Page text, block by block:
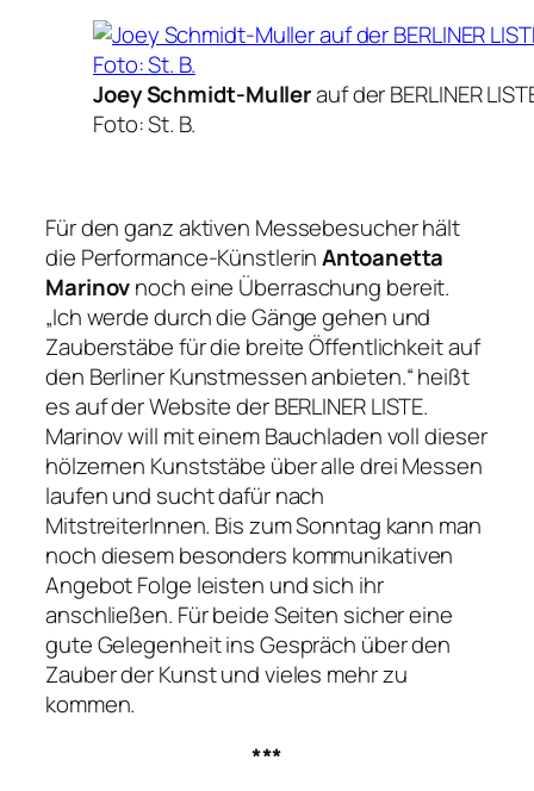
Joey Schmidt-Mullerauf der BERLINER
Foto: St. B.
Für den ganz aktiven Messebesucher hält
die Performance-KünstlerinAntoanetta
Marinovnoch eine Überraschung bereit.
„Ich werde durch die Gänge gehen und
Zauberstäbe für die breite Öffentlichkeit auf
den Berliner Kunstmessen anbieten.“heißt
es auf der Website der BERLINER LISTE.
Marinov will mit einem Bauchladen voll dieser
hölzernen Kunststäbe über alle drei Messen
laufen und sucht dafür nach
MitstreiterInnen. Bis zum Sonntag kann man
noch diesem besonders kommunikativen
Angebot Folge leisten und sich ihr
anschließen. Für beide Seiten sicher eine
gute Gelegenheit ins Gespräch über den
Zauber der Kunst und vieles mehr zu
kommen.
***